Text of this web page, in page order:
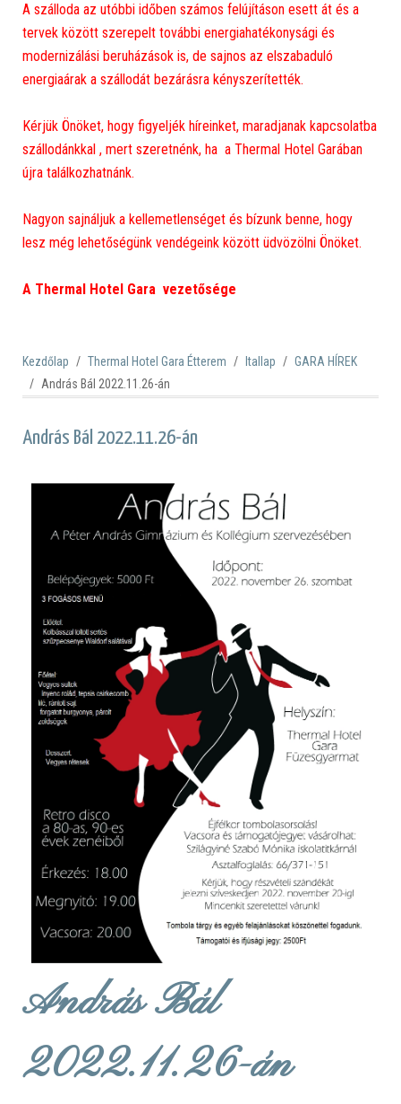
A szálloda az utóbbi időben számos felújításon esett át és a
tervek között szerepelt további energiahatékonysági és
modernizálási beruházások is, de sajnos az elszabaduló
energiaárak a szállodát bezárásra kényszerítették.
Kérjük Önöket, hogy figyeljék híreinket, maradjanak kapcsolatba
szállodánkkal , mert szeretnénk, ha a Thermal Hotel Garában
újra találkozhatnánk.
Nagyon sajnáljuk a kellemetlenséget és bízunk benne, hogy
lesz még lehetőségünk vendégeink között üdvözölni Önöket.
A Thermal Hotel Gara vezetősége
Kezdőlap Thermal Hotel Gara Étterem Itallap
GARA HÍREK
András Bál 2022.11.26-án
András Bál 2022.11.26-án
András Bál
2022.11.26-án